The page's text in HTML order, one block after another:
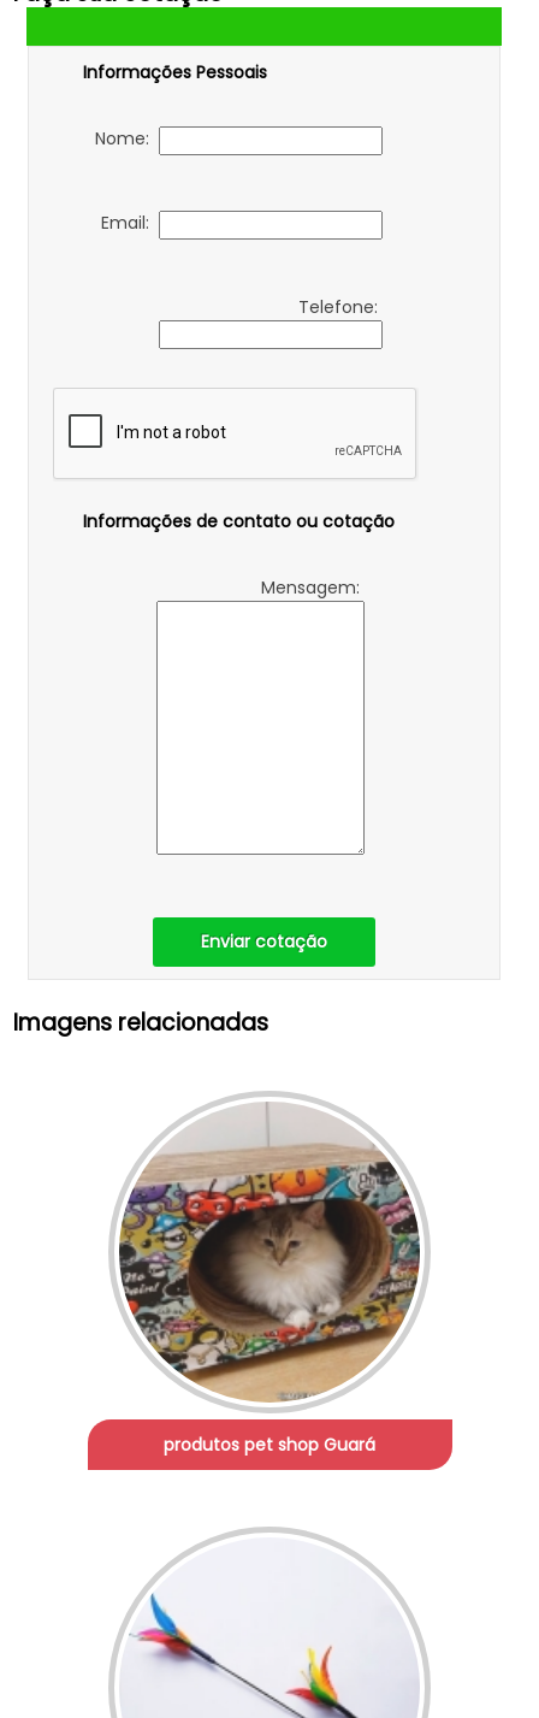
Informações Pessoais
Nome:
Email:
Telefone:
Informações de contato ou cotação
Mensagem:
Enviar cotação
Imagens relacionadas
produtos pet shop Guará